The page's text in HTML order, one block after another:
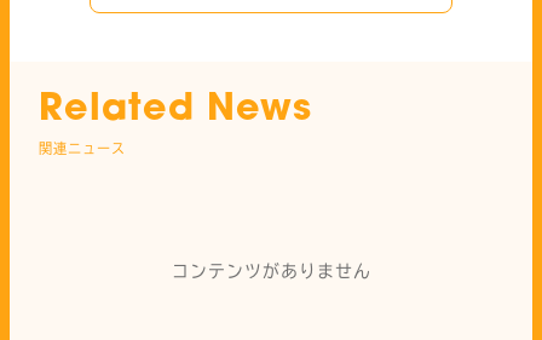
Related News
関連ニュース
コンテンツがありません